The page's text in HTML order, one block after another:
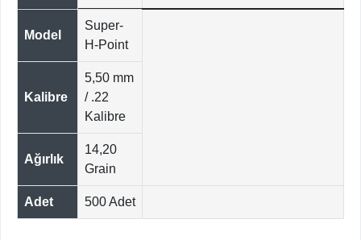
Model
Super-
H-Point
Kalibre
5,50 mm
/ .22
Kalibre
Ağırlık
14,20
Grain
Adet 500 Adet